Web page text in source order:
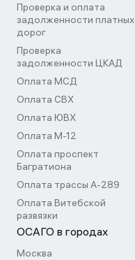
Проверка и оплата
задолженности платных
дорог
Проверка
задолженности ЦКАД
Оплата МСД
Оплата СВХ
Оплата ЮВХ
Оплата М-12
Оплата проспект
Багратиона
Оплата трассы А-289
Оплата Витебской
развязки
ОСАГО в городах
Москва